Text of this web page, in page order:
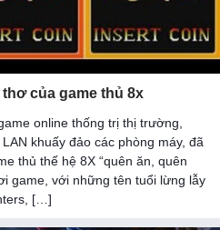
của game thủ 8x
online thống trị thị trường,
khuấy đảo các phòng máy, đã
thủ thế hệ 8X “quên ăn, quên
game, với những tên tuổi lừng lẫy
[…]